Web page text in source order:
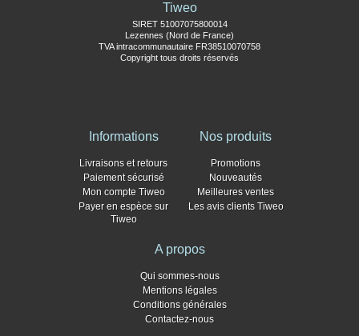
Tiweo
SIRET 51007075800014
Lezennes (Nord de France)
TVA intracommunautaire FR38510070758
Copyright tous droits réservés
Informations
Livraisons et retours
Paiement sécurisé
Mon compte Tiweo
Payer en espèce sur
Tiweo
Nos produits
Promotions
Nouveautés
Meilleures ventes
Les avis clients Tiweo
A propos
Qui sommes-nous
Mentions légales
Conditions générales
Contactez-nous